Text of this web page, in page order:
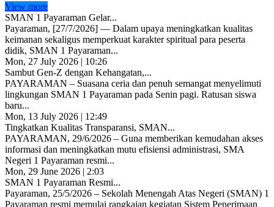
View more
SMAN 1 Payaraman Gelar...
Payaraman, [27/7/2026] — Dalam upaya meningkatkan kualitas
keimanan sekaligus memperkuat karakter spiritual para peserta
didik, SMAN 1 Payaraman...
Mon, 27 July 2026 | 10:26
Sambut Gen-Z dengan Kehangatan,...
PAYARAMAN – Suasana ceria dan penuh semangat menyelimuti
lingkungan SMAN 1 Payaraman pada Senin pagi. Ratusan siswa
baru...
Mon, 13 July 2026 | 12:49
Tingkatkan Kualitas Transparansi, SMAN...
PAYARAMAN, 29/6/2026 – Guna memberikan kemudahan akses
informasi dan meningkatkan mutu efisiensi administrasi, SMA
Negeri 1 Payaraman resmi...
Mon, 29 June 2026 | 2:03
SMAN 1 Payaraman Resmi...
Payaraman, 25/5/2026 – Sekolah Menengah Atas Negeri (SMAN) 1
Payaraman resmi memulai rangkaian kegiatan Sistem Penerimaan